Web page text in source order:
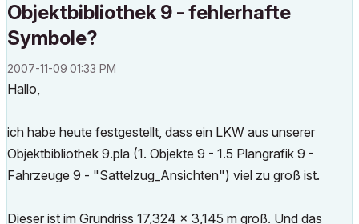
Objektbibliothek 9 - fehlerhafte
Symbole?
‎2007-11-09 01:33 PM
Hallo,
ich habe heute festgestellt, dass ein LKW aus unserer
Objektbibliothek 9.pla (1. Objekte 9 - 1.5 Plangrafik 9 -
Fahrzeuge 9 - "Sattelzug_Ansichten") viel zu groß ist.
Dieser ist im Grundriss 17,324 x 3,145 m groß. Und das